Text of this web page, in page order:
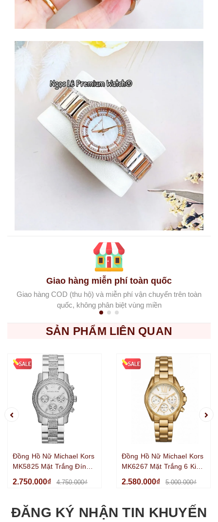
Giao hàng miễn phí toàn quốc
Giao hàng COD (thu hộ) và miễn phí vận chuyển trên toàn
quốc, không phân biệt vùng miền
SẢN PHẨM LIÊN QUAN
Đồng Hồ Nữ Michael Kors
MK5825 Mặt Trắng Đính
Kim Loại Silver Size
2.750.000₫ 4.750.000₫
Đồng Hồ Nữ Michael Kors
MK6267 Mặt Trắng 6 Kim
Vàng Size 36mm
2.580.000₫ 5.000.000₫
ĐĂNG KÝ NHẬN TIN KHUYẾN